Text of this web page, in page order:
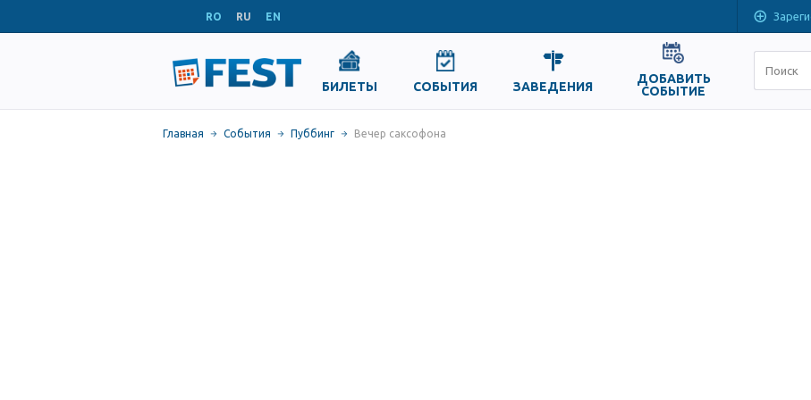
RO RU EN
БИЛЕТЫ СОБЫТИЯ ЗАВЕДЕНИЯ
ДОБАВИТЬ
СОБЫТИЕ
Главная События Пуббинг Вечер саксофона